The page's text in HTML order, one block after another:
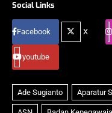
Social Links
Facebook X
youtube